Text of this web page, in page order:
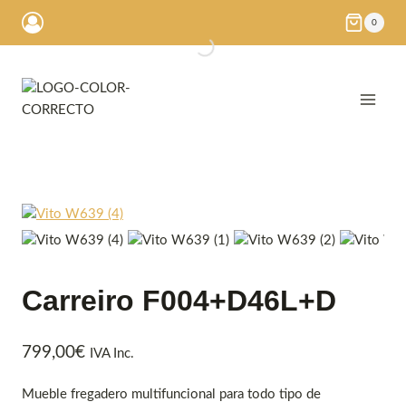
Saltar
0
Carreiro F004+D46L+D
799,00€ IVA Inc.
Mueble fregadero multifuncional para todo tipo de